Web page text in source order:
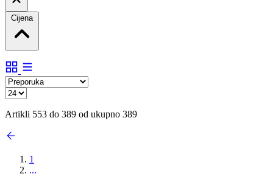
Cijena
Artikli 553 do 389 od ukupno 389
1
...